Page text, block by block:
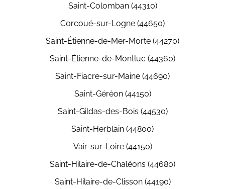
Saint-Colomban (44310)
Corcoué-sur-Logne (44650)
Saint-Étienne-de-Mer-Morte (44270)
Saint-Étienne-de-Montluc (44360)
Saint-Fiacre-sur-Maine (44690)
Saint-Géréon (44150)
Saint-Gildas-des-Bois (44530)
Saint-Herblain (44800)
Vair-sur-Loire (44150)
Saint-Hilaire-de-Chaléons (44680)
Saint-Hilaire-de-Clisson (44190)